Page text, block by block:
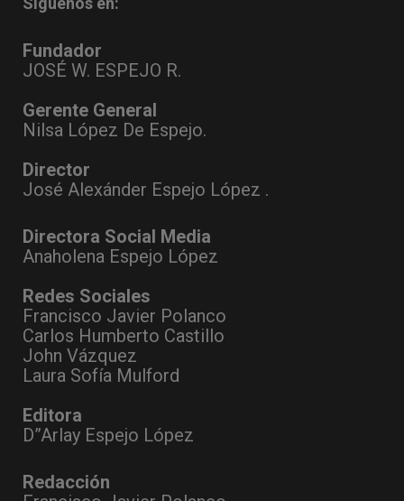
Fundador
JOSÉ W. ESPEJO R.
Gerente General
Nilsa López De Espejo.
Director
José Alexánder Espejo López .
Directora Social Media
Anaholena Espejo López
Redes Sociales
Francisco Javier Polanco
Carlos Humberto Castillo
John Vázquez
Laura Sofía Mulford
Editora
D”Arlay Espejo López
Redacción